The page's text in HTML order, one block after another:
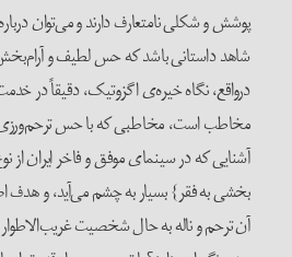
پوشش و شکلی نامتعارف دارند و می‌توان
شاهد داستانی باشد که حس لطیف و
درواقع، نگاه خیره‌ی اگزوتیک، دقیقاً در
مخاطب است، مخاطبی که با حس
آشنایی که در سینمای موفق و فاخر ایران
بخشی به فقر} بسیار به چشم می‌آید، و
آن ترحم و ناله به حال شخصیت